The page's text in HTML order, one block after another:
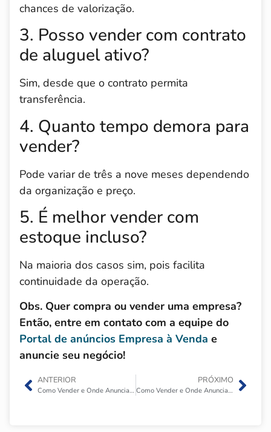
chances de valorização.
3. Posso vender com contrato
de aluguel ativo?
Sim, desde que o contrato permita
transferência.
4. Quanto tempo demora para
vender?
Pode variar de três a nove meses dependendo
da organização e preço.
5. É melhor vender com
estoque incluso?
Na maioria dos casos sim, pois facilita
continuidade da operação.
Obs. Quer compra ou vender uma empresa?
Então, entre em contato com a equipe do
Portal de anúncios Empresa à Venda e
anuncie seu negócio!
ANTERIOR
Como Vender e Onde Anunciar Uma Loja de Roupas Infantis?
PRÓXIMO
Como Vender e Onde Anunciar Uma Loja de Bolsas e Acessórios?